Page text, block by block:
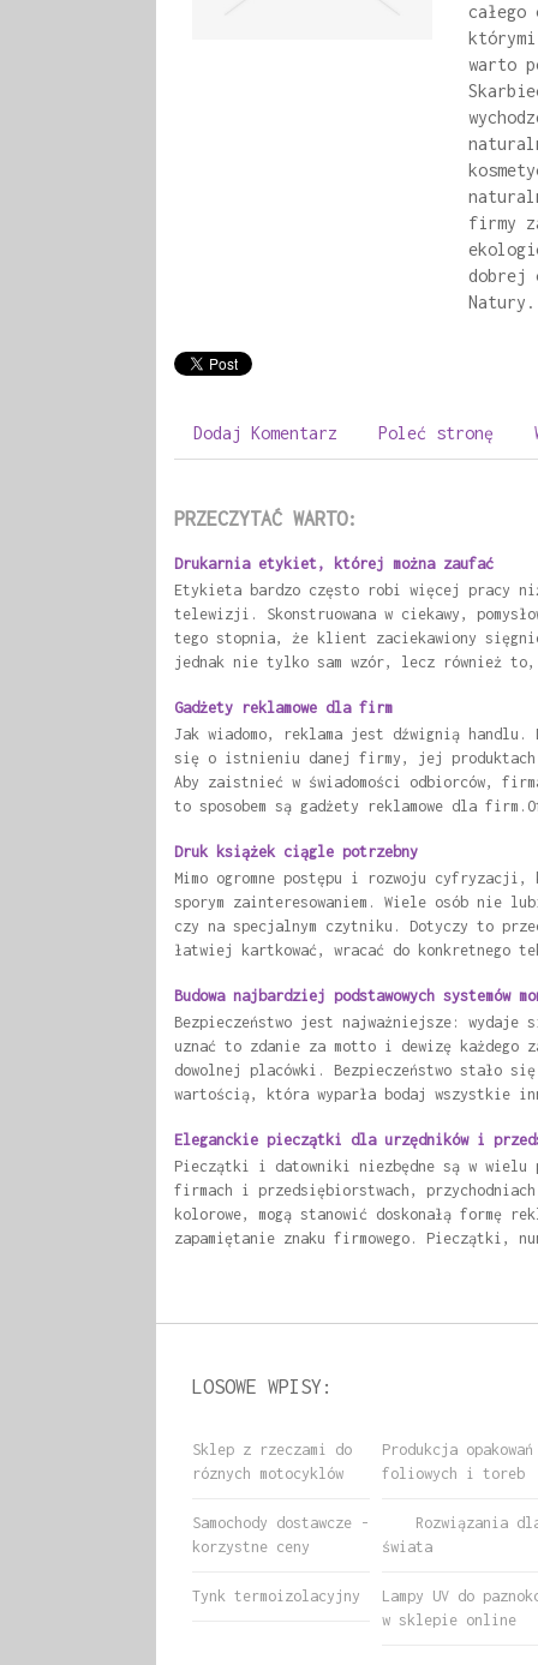
warto
firmy
dobrej
Natury.
Dodaj Komentarz Poleć stronę
PRZECZYTAĆ WARTO:
Drukarnia etykiet, której można zaufać
Etykieta bardzo często robi więcej pracy
telewizji. Skonstruowana w ciekawy,
tego stopnia, że klient zaciekawiony
jednak nie tylko sam wzór, lecz również
Gadżety reklamowe dla firm
Jak wiadomo, reklama jest dźwignią
się o istnieniu danej firmy, jej produktach,
Aby zaistnieć w świadomości odbiorców,
to sposobem są gadżety reklamowe dla
Druk książek ciągle potrzebny
Mimo ogromne postępu i rozwoju
sporym zainteresowaniem. Wiele osób nie
czy na specjalnym czytniku. Dotyczy to
łatwiej kartkować, wracać do konkretnego
Budowa najbardziej podstawowych systemów
Bezpieczeństwo jest najważniejsze: wydaje
uznać to zdanie za motto i dewizę każdego
dowolnej placówki. Bezpieczeństwo stało
wartością, która wyparła bodaj
Eleganckie pieczątki dla urzędników i
Pieczątki i datowniki niezbędne są w wielu
firmach i przedsiębiorstwach,
kolorowe, mogą stanowić doskonałą formę
zapamiętanie znaku firmowego. Pieczątki,
LOSOWE WPISY:
Produkcja opakowań
foliowych i toreb
Sklep z rzeczami do
róznych motocyklów
Rozwiązania
świata
Samochody dostawcze -
korzystne ceny
Lampy UV do
w sklepie online
Tynk termoizolacyjny